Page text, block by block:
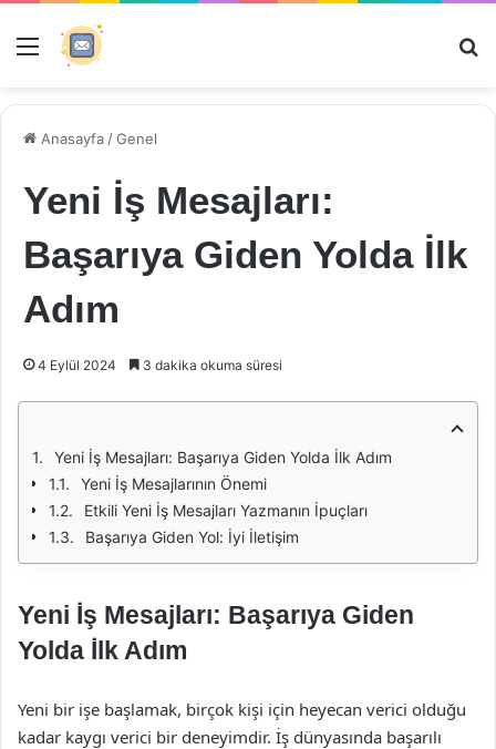
Menü
Anasayfa /Genel
Yeni İş Mesajları:
Başarıya Giden Yolda İlk
Adım
4 Eylül 2024 3 dakika okuma süresi
Yeni İş Mesajları: Başarıya Giden Yolda İlk Adım
Yeni İş Mesajlarının Önemi
Etkili Yeni İş Mesajları Yazmanın İpuçları
Başarıya Giden Yol: İyi İletişim
Yeni İş Mesajları: Başarıya Giden
Yolda İlk Adım
Yeni bir işe başlamak, birçok kişi için heyecan verici olduğu
kadar kaygı verici bir deneyimdir. İş dünyasında başarılı